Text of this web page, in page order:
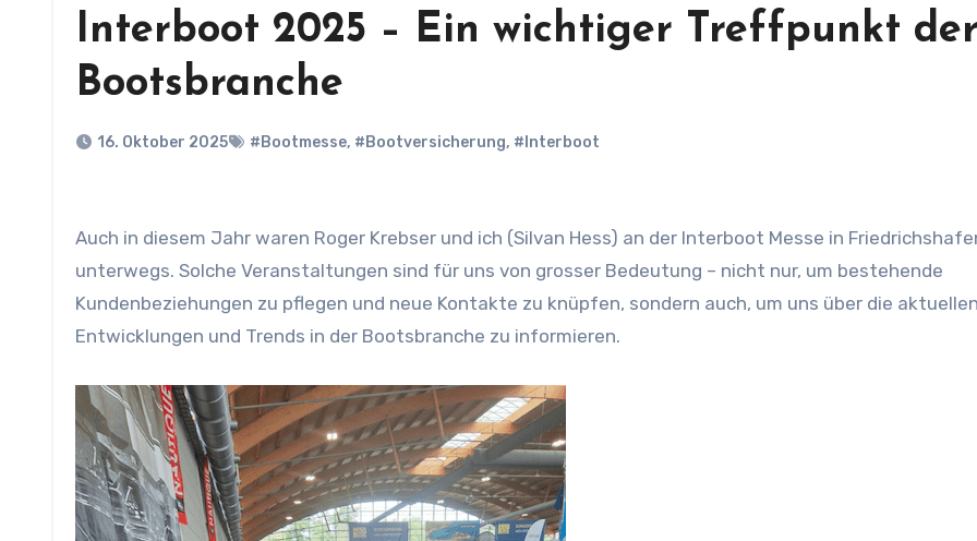
Interboot 2025 – Ein wichtiger Treffpunkt
Bootsbranche
16. Oktober 2025 #Bootmesse, #Bootversicherung, #Interboot
Auch in diesem Jahr waren Roger Krebser und ich (Silvan Hess) an der Interboot Messe in Friedrichshafen
unterwegs. Solche Veranstaltungen sind für uns von grosser Bedeutung – nicht nur, um bestehende
Kundenbeziehungen zu pflegen und neue Kontakte zu knüpfen, sondern auch, um uns über die
Entwicklungen und Trends in der Bootsbranche zu informieren.